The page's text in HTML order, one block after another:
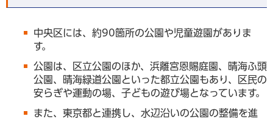
中央区には、約90箇所の公園や児童遊園がありま
す。
公園は、区立公園のほか、浜離宮恩賜庭園、晴海ふ頭
公園、晴海緑道公園といった都立公園もあり、区民の
安らぎや運動の場、子どもの遊び場となっています。
また、東京都と連携し、水辺沿いの公園の整備を進